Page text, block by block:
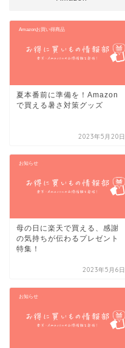
Amazonお買い得商品
夏本番前に準備を！Amazon
で買える暑さ対策グッズ
2023年5月20日
お知らせ
母の日に楽天で買える、感謝
の気持ちが伝わるプレゼント
特集！
2023年5月6日
お知らせ